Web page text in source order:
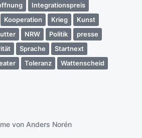
Integrationspreis
Kooperation Krieg
Kunst
NRW Politik
presse
Sprache
Startnext
Toleranz
Wattenscheid
von Anders Norén